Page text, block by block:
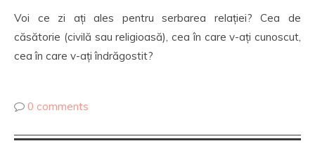
Voi ce zi ați ales pentru serbarea relației? Cea de
căsătorie (civilă sau religioasă), cea în care v-ați cunoscut,
cea în care v-ați îndrăgostit?
0 comments